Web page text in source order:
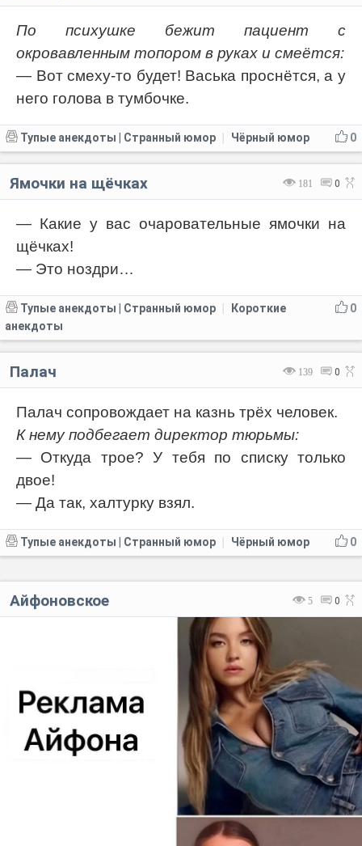
По психушке бежит пациент с
окровавленным топором в руках и смеётся:
— Вот смеху-то будет! Васька проснётся, а у
него голова в тумбочке.
0
Тупые анекдоты | Странный юмор Чёрный юмор
181 0
Ямочки на щёчках
— Какие у вас очаровательные ямочки на
щёчках!
— Это ноздри…
0
Тупые анекдоты | Странный юмор
Короткие
анекдоты
139 0
Палач
Палач сопровождает на казнь трёх человек.
К нему подбегает директор тюрьмы:
— Откуда трое? У тебя по списку только
двое!
— Да так, халтурку взял.
0
Тупые анекдоты | Странный юмор Чёрный юмор
5 0
Айфоновское